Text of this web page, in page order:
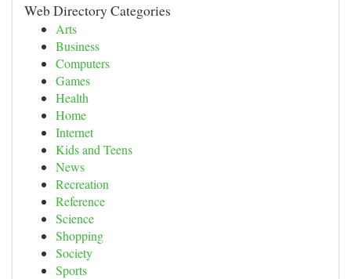
Web Directory Categories
Arts
Business
Computers
Games
Health
Home
Internet
Kids and Teens
News
Recreation
Reference
Science
Shopping
Society
Sports